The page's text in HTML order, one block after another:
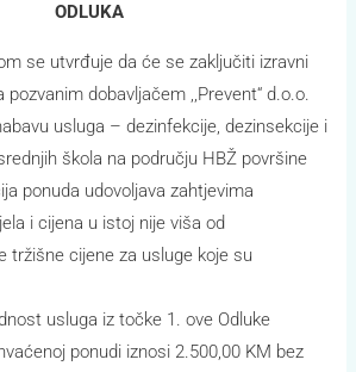
ODLUKA
se utvrđuje da će se zaključiti izravni
pozvanim dobavljačem ,,Prevent“ d.o.o.
usluga – dezinfekcije, dezinsekcije i
škola na području HBŽ površine
ponuda udovoljava zahtjevima
i cijena u istoj nije viša od
tržišne cijene za usluge koje su
usluga iz točke 1. ove Odluke
ponudi iznosi 2.500,00 KM bez